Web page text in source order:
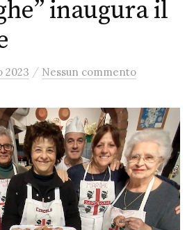
inaugura il
2023 / Nessun commento